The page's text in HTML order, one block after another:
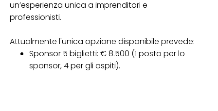
un’esperienza unica a imprenditori e
professionisti.
Attualmente l'unica opzione disponibile prevede:
Sponsor 5 biglietti: € 8.500 (1 posto per lo
sponsor, 4 per gli ospiti).